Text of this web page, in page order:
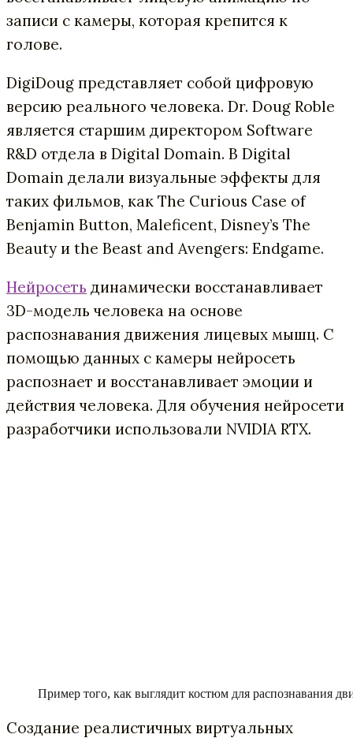
записи с камеры, которая крепится к
голове.
DigiDoug представляет собой цифровую
версию реального человека. Dr. Doug Roble
является старшим директором Software
R&D отдела в Digital Domain. В Digital
Domain делали визуальные эффекты для
таких фильмов, как The Curious Case of
Benjamin Button, Maleficent, Disney’s The
Beauty и the Beast and Avengers: Endgame.
Нейросеть динамически восстанавливает
3D-модель человека на основе
распознавания движения лицевых мышц. С
помощью данных с камеры нейросеть
распознает и восстанавливает эмоции и
действия человека. Для обучения нейросети
разработчики использовали NVIDIA RTX.
Пример того, как выглядит костюм для распознавания
Создание реалистичных виртуальных